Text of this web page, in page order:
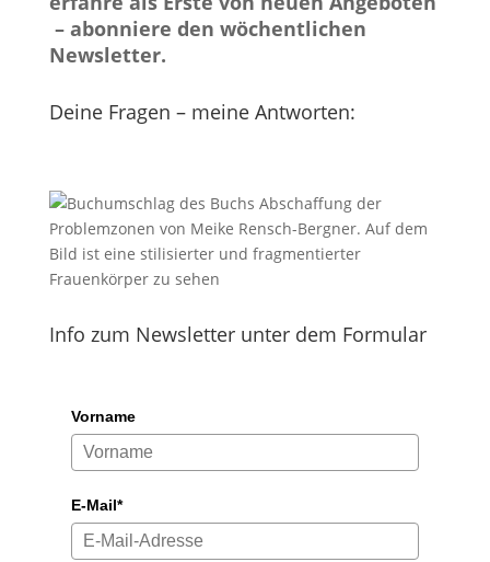
– abonniere den wöchentlichen
Newsletter.
Deine Fragen – meine Antworten:
Info zum Newsletter unter dem Formular
Vorname
E-Mail*